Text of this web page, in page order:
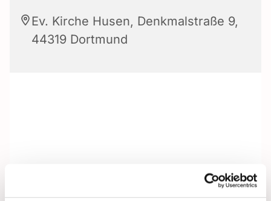
Ev. Kirche Husen, Denkmalstraße 9,
44319 Dortmund